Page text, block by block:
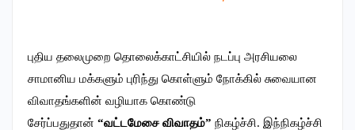
புதிய தலைமுறை தொலைக்காட்சியில் நடப்பு அரசியலை
சாமானிய மக்களும் புரிந்து கொள்ளும் நோக்கில் சுவையான
விவாதங்களின் வழியாக கொண்டு
சேர்ப்பதுதான் “வட்டமேசை விவாதம்” நிகழ்ச்சி. இந்நிகழ்ச்சி